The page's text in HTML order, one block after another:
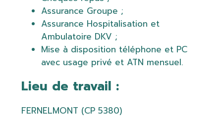
Assurance Groupe ;
Assurance Hospitalisation et
Ambulatoire DKV ;
Mise à disposition téléphone et PC
avec usage privé et ATN mensuel.
Lieu de travail :
FERNELMONT (CP 5380)